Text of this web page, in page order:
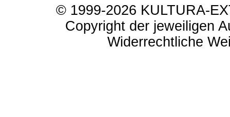
© 1999-2026 KULTURA-
Copyright der jeweiligen
Widerrechtliche